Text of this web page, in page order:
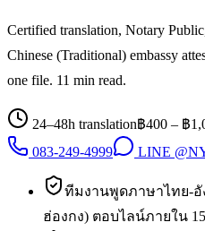
Certified translation, Notary
Chinese (Traditional) embassy
one file. 11 min read.
24–48h translation฿400 – ฿
083-249-4999
LINE
ทีมงานพูดภาษาไทย-อั
ฮ่องกง) ตอบไลน์ภายใน